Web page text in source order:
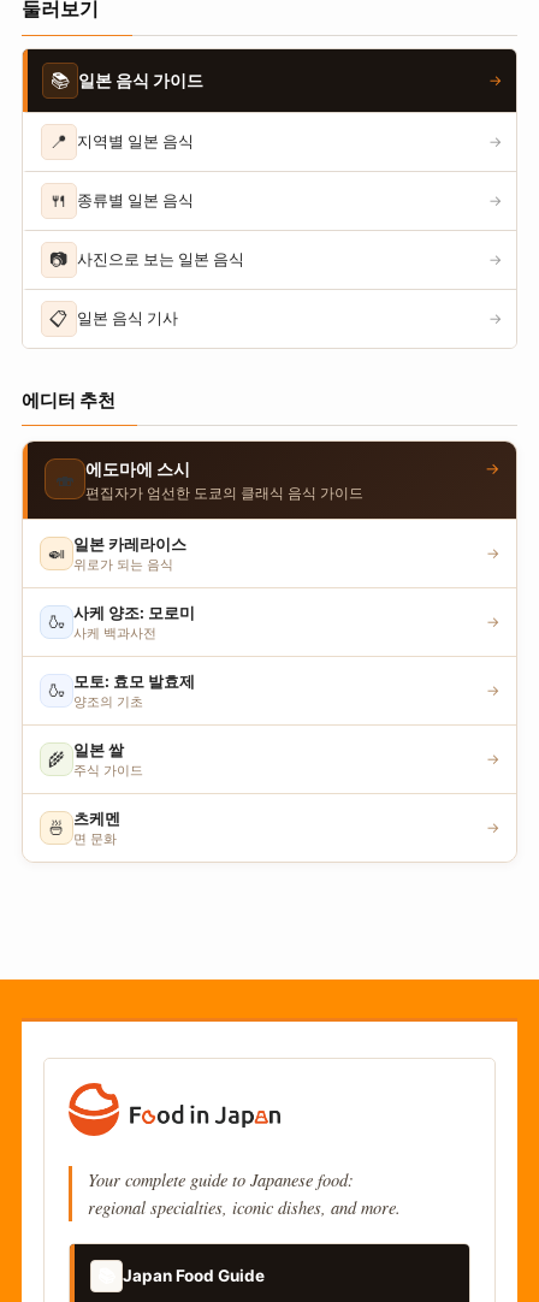
둘러보기
📚 일본 음식 가이드 →
📍 지역별 일본 음식 →
🍴 종류별 일본 음식 →
📷 사진으로 보는 일본 음식 →
📋 일본 음식 기사 →
에디터 추천
🍣 에도마에 스시
편집자가 엄선한 도쿄의 클래식 음식 가이드
→
🍛 일본 카레라이스
위로가 되는 음식
→
🍶 사케 양조: 모로미
사케 백과사전
→
🍶 모토: 효모 발효제
양조의 기초
→
🌾 일본 쌀
주식 가이드
→
🍜 츠케멘
면 문화
→
Your complete guide to Japanese food:
regional specialties, iconic dishes, and more.
Japan Food Guide